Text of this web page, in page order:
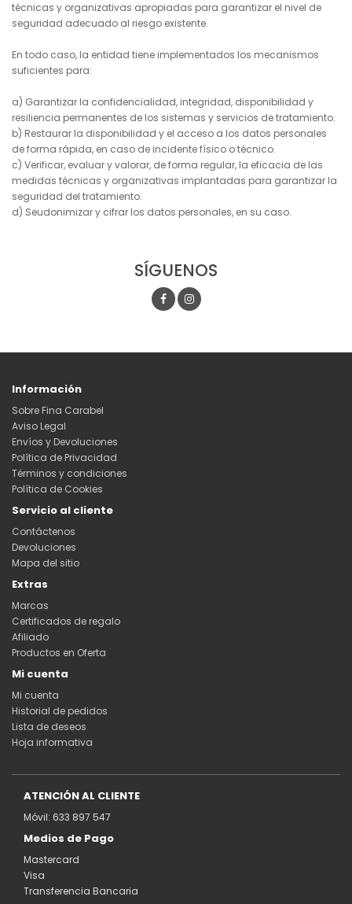
técnicas y organizativas apropiadas para garantizar el nivel de
seguridad adecuado al riesgo existente.
En todo caso, la entidad tiene implementados los mecanismos
suficientes para:
a) Garantizar la confidencialidad, integridad, disponibilidad y
resiliencia permanentes de los sistemas y servicios de tratamiento.
b) Restaurar la disponibilidad y el acceso a los datos personales
de forma rápida, en caso de incidente físico o técnico.
c) Verificar, evaluar y valorar, de forma regular, la eficacia de las
medidas técnicas y organizativas implantadas para garantizar la
seguridad del tratamiento.
d) Seudonimizar y cifrar los datos personales, en su caso.
SÍGUENOS
Información
Sobre Fina Carabel
Aviso Legal
Envíos y Devoluciones
Política de Privacidad
Términos y condiciones
Política de Cookies
Servicio al cliente
Contáctenos
Devoluciones
Mapa del sitio
Extras
Marcas
Certificados de regalo
Afiliado
Productos en Oferta
Mi cuenta
Mi cuenta
Historial de pedidos
Lista de deseos
Hoja informativa
ATENCIÓN AL CLIENTE
Móvil: 633 897 547
Medios de Pago
Mastercard
Visa
Transferencia Bancaria